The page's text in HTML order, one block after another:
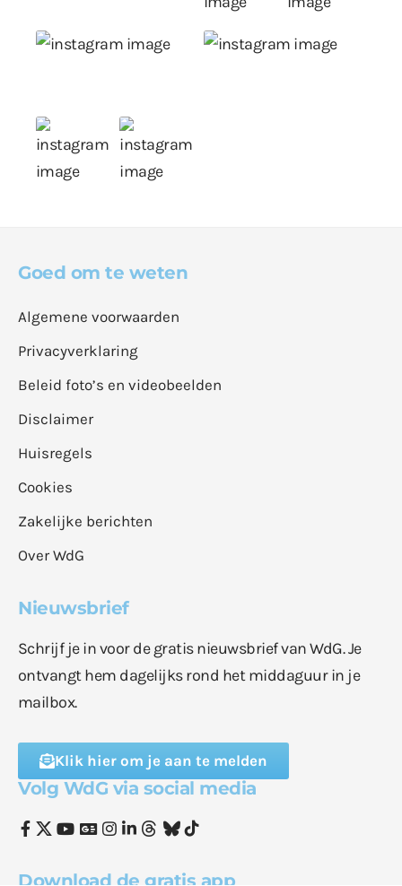
Goed om te weten
Algemene voorwaarden
Privacyverklaring
Beleid foto’s en videobeelden
Disclaimer
Huisregels
Cookies
Zakelijke berichten
Over WdG
Nieuwsbrief
Schrijf je in voor de gratis nieuwsbrief van WdG. Je
ontvangt hem dagelijks rond het middaguur in je
mailbox.
Klik hier om je aan te melden
Volg WdG via social media
Download de gratis app